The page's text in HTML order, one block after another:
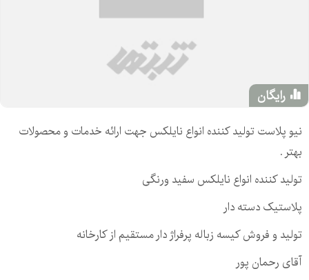
رایگان
نیو پلاست تولید کننده انواع نایلکس جهت ارائه خدمات و محصولات
بهتر .
تولید کننده انواع نایلکس سفید ورنگی
پلاستیک دسته دار
تولید و فروش کیسه زباله پرفراژ دار مستقیم از کارخانه
آقای رحمان پور